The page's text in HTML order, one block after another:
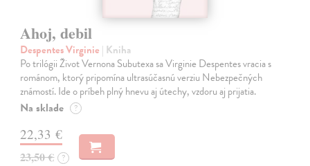
Ahoj, debil
Despentes Virginie | Kniha
Po trilógii Život Vernona Subutexa sa Virginie Despentes vracia s
románom, ktorý pripomína ultrasúčasnú verziu Nebezpečných
známostí. Ide o príbeh plný hnevu aj útechy, vzdoru aj prijatia.
Na sklade ?
22,33 €
23,50 € ?